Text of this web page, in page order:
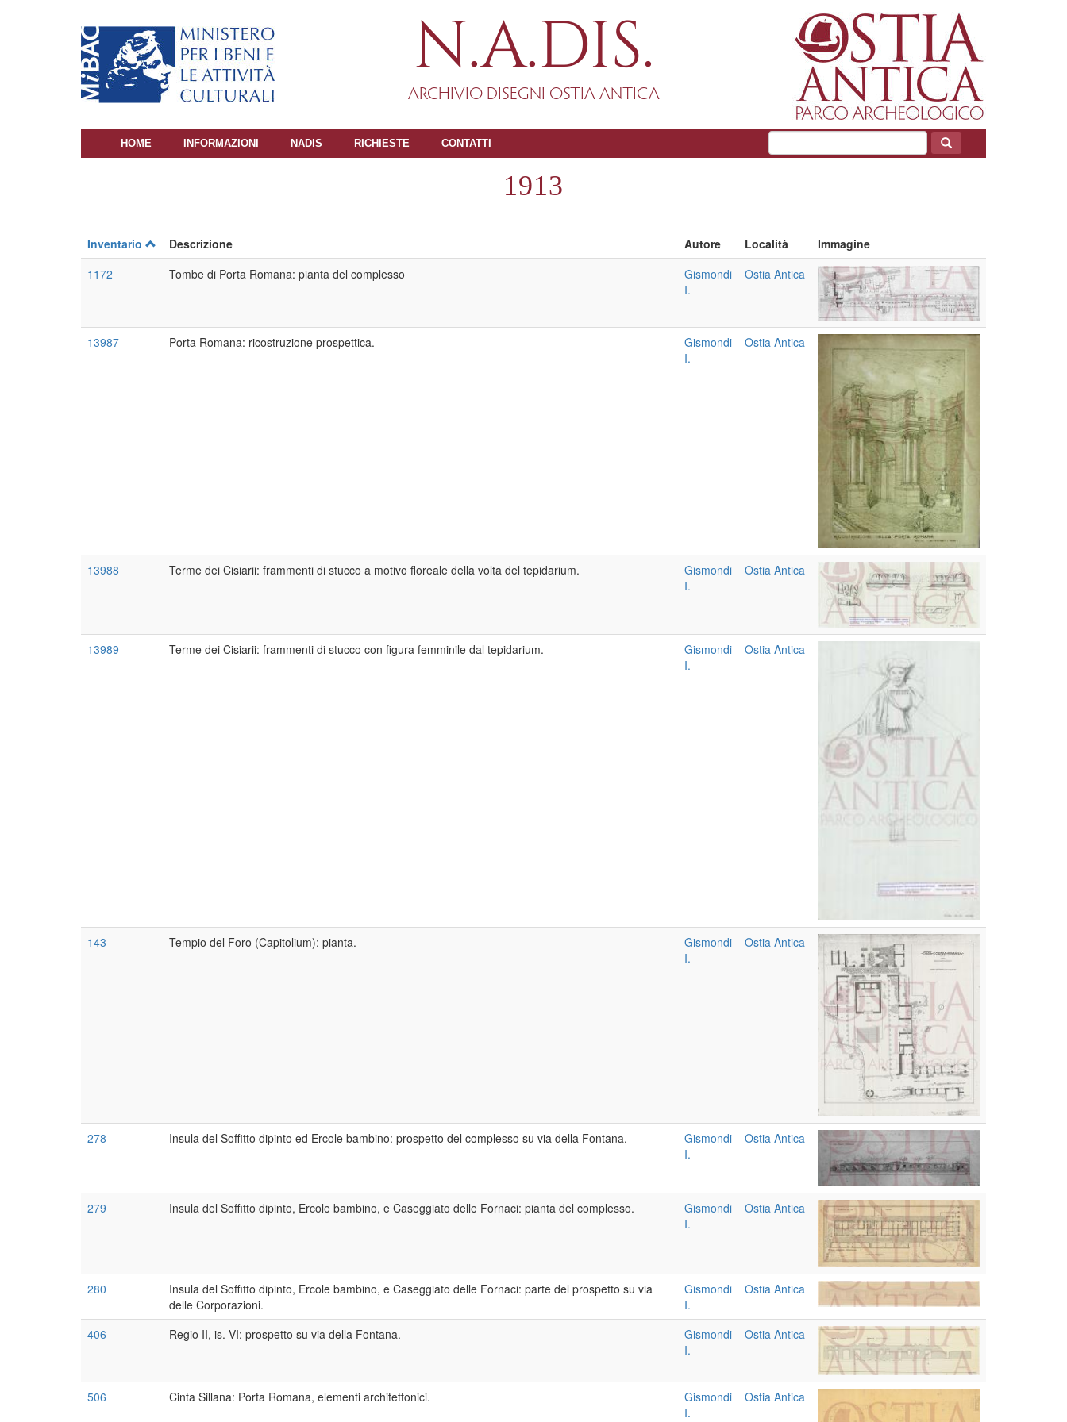
N.A.DIS.
ARCHIVIO DISEGNI OSTIA ANTICA
NAVIGAZIONE
HOME INFORMAZIONI NADIS RICHIESTE CONTATTI
1913
Inventario Descrizione Autore Località
Immagine
1172
Tombe di Porta Romana: pianta del complesso
Gismondi
I.
Ostia Antica
13987 Porta Romana: ricostruzione prospettica.
Gismondi
I.
Ostia Antica
13988 Terme dei Cisiarii: frammenti di stucco a motivo floreale della volta del tepidarium.
Gismondi
I.
Ostia Antica
13989 Terme dei Cisiarii: frammenti di stucco con figura femminile dal tepidarium.
Gismondi
I.
Ostia Antica
143 Tempio del Foro (Capitolium): pianta.
Gismondi
I.
Ostia Antica
278 Insula del Soffitto dipinto ed Ercole bambino: prospetto del complesso su via della Fontana.
Gismondi
I.
Ostia Antica
279 Insula del Soffitto dipinto, Ercole bambino, e Caseggiato delle Fornaci: pianta del complesso.
Gismondi
I.
Ostia Antica
280
Insula del Soffitto dipinto, Ercole bambino, e Caseggiato delle Fornaci: parte del prospetto su via
delle Corporazioni.
Gismondi
I.
Ostia Antica
406 Regio II, is. VI: prospetto su via della Fontana.
Gismondi
I.
Ostia Antica
506 Cinta Sillana: Porta Romana, elementi architettonici.
Gismondi
I.
Ostia Antica